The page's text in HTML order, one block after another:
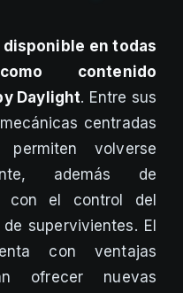
en todas
contenido
Daylight. Entre sus
centradas
volverse
además de
con el control del
supervivientes. El
con ventajas
ofrecer nuevas